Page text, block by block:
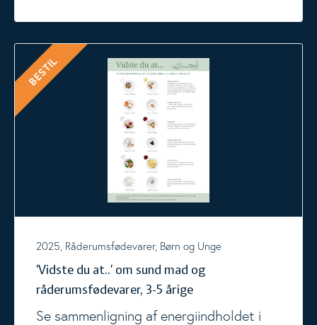
BESTIL
2025, Råderumsfødevarer, Børn og Unge
'Vidste du at..' om sund mad og
råderumsfødevarer, 3-5 årige
Se sammenligning af energiindholdet i
'Vidste du at..' om sund mad og råderumsfødevarer, 3-5 årige